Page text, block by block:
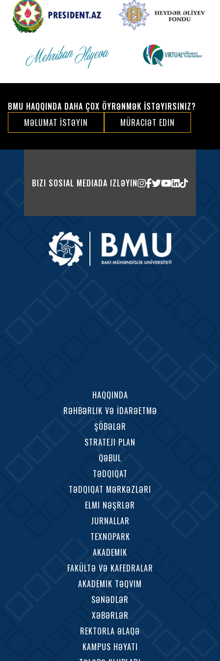
BMU HAQQINDA DAHA ÇOX ÖYRƏNMƏK İSTƏYIRSINIZ?
MƏLUMAT İSTƏYIN
MÜRACIƏT EDIN
BIZI SOSIAL MEDIADA IZLƏYIN
HAQQINDA
RƏHBƏRLIK VƏ İDARƏETMƏ
ŞÖBƏLƏR
STRATEJI PLAN
QƏBUL
TƏDQIQAT
TƏDQIQAT MƏRKƏZLƏRI
ELMI NƏŞRLƏR
JURNALLAR
TEXNOPARK
AKADEMIK
FAKÜLTƏ VƏ KAFEDRALAR
AKADEMIK TƏQVIM
SƏNƏDLƏR
XƏBƏRLƏR
REKTORLA ƏLAQƏ
KAMPUS HƏYATI